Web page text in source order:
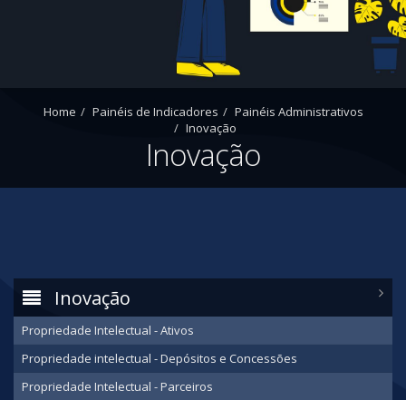
Home Painéis de Indicadores
Painéis Administrativos
Inovação
Inovação
Inovação
Propriedade Intelectual - Ativos
Propriedade intelectual - Depósitos e Concessões
Propriedade Intelectual - Parceiros